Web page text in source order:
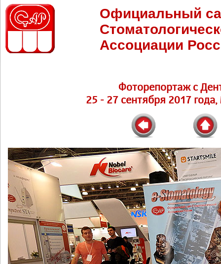
Официальный
Ассоциации
Фоторепортаж с
25 - 27 сентября 2017